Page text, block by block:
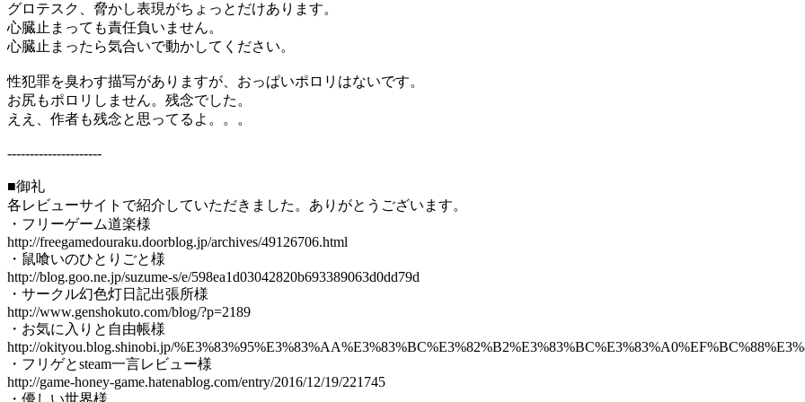
グロテスク、脅かし表現がちょっとだけあります。
心臓止まっても責任負いません。
心臓止まったら気合いで動かしてください。
性犯罪を臭わす描写がありますが、おっぱいポロリはないです。
お尻もポロリしません。残念でした。
ええ、作者も残念と思ってるよ。。。
---------------------
■御礼
各レビューサイトで紹介していただきました。ありがとうございます。
・フリーゲーム道楽様
http://freegamedouraku.doorblog.jp/archives/49126706.html
・鼠喰いのひとりごと様
http://blog.goo.ne.jp/suzume-s/e/598ea1d03042820b693389063d0dd79d
・サークル幻色灯日記出張所様
http://www.genshokuto.com/blog/?p=2189
・お気に入りと自由帳様
http://okityou.blog.shinobi.jp/
・フリゲとsteam一言レビュー様
http://game-honey-game.hatenablog.com/entry/2016/12/19/221745
・優しい世界様